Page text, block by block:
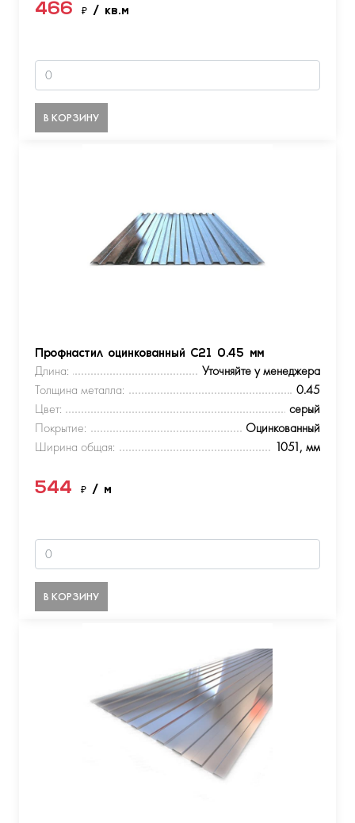
466 ₽ / кв.м
В КОРЗИНУ
Профнастил оцинкованный С21 0.45 мм
Длина:
Уточняйте у менеджера
Толщина металла:
0.45
Цвет:
серый
Покрытие:
Оцинкованный
Ширина общая:
1051, мм
544 ₽ / м
В КОРЗИНУ